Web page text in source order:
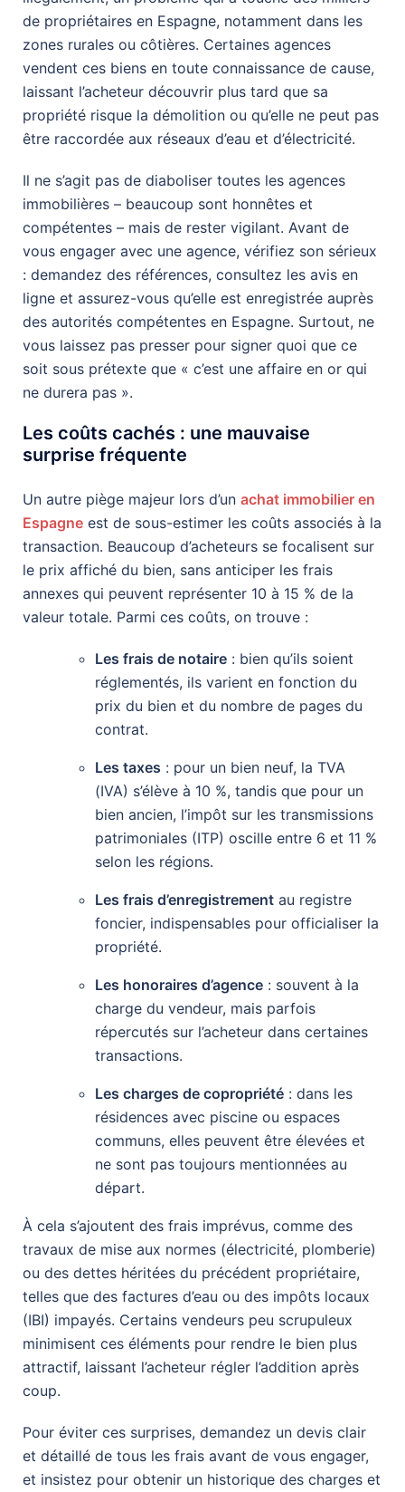
de propriétaires en Espagne, notamment dans les
zones rurales ou côtières. Certaines agences
vendent ces biens en toute connaissance de cause,
laissant l’acheteur découvrir plus tard que sa
propriété risque la démolition ou qu’elle ne peut pas
être raccordée aux réseaux d’eau et d’électricité.
Il ne s’agit pas de diaboliser toutes les agences
immobilières – beaucoup sont honnêtes et
compétentes – mais de rester vigilant. Avant de
vous engager avec une agence, vérifiez son sérieux
: demandez des références, consultez les avis en
ligne et assurez-vous qu’elle est enregistrée auprès
des autorités compétentes en Espagne. Surtout, ne
vous laissez pas presser pour signer quoi que ce
soit sous prétexte que « c’est une affaire en or qui
ne durera pas ».
Les coûts cachés : une mauvaise
surprise fréquente
Un autre piège majeur lors d’un achat immobilier en
Espagne est de sous-estimer les coûts associés à la
transaction. Beaucoup d’acheteurs se focalisent sur
le prix affiché du bien, sans anticiper les frais
annexes qui peuvent représenter 10 à 15 % de la
valeur totale. Parmi ces coûts, on trouve :
Les frais de notaire : bien qu’ils soient
réglementés, ils varient en fonction du
prix du bien et du nombre de pages du
contrat.
Les taxes : pour un bien neuf, la TVA
(IVA) s’élève à 10 %, tandis que pour un
bien ancien, l’impôt sur les transmissions
patrimoniales (ITP) oscille entre 6 et 11 %
selon les régions.
Les frais d’enregistrement au registre
foncier, indispensables pour officialiser la
propriété.
Les honoraires d’agence : souvent à la
charge du vendeur, mais parfois
répercutés sur l’acheteur dans certaines
transactions.
Les charges de copropriété : dans les
résidences avec piscine ou espaces
communs, elles peuvent être élevées et
ne sont pas toujours mentionnées au
départ.
À cela s’ajoutent des frais imprévus, comme des
travaux de mise aux normes (électricité, plomberie)
ou des dettes héritées du précédent propriétaire,
telles que des factures d’eau ou des impôts locaux
(IBI) impayés. Certains vendeurs peu scrupuleux
minimisent ces éléments pour rendre le bien plus
attractif, laissant l’acheteur régler l’addition après
coup.
Pour éviter ces surprises, demandez un devis clair
et détaillé de tous les frais avant de vous engager,
et insistez pour obtenir un historique des charges et